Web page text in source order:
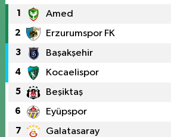
1 Amed
2 Erzurumspor FK
3 Başakşehir
4 Kocaelispor
5 Beşiktaş
6 Eyüpspor
7 Galatasaray